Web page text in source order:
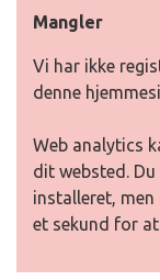
Mangler
Vi har ikke
denne
Web analytics
dit websted.
installeret,
et sekund for